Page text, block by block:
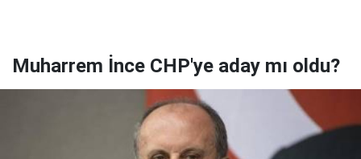
Muharrem İnce CHP'ye aday mı oldu?